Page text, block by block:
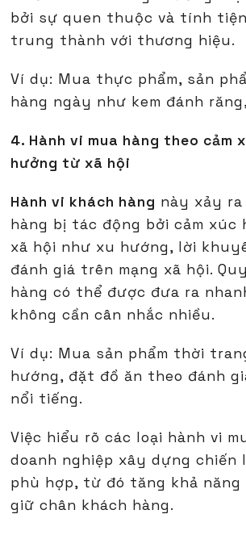
bởi sự quen thuộc và tính
trung thành với thương hiệu.
Ví dụ: Mua thực phẩm, sản
hàng ngày như kem đánh
4. Hành vi mua hàng theo cảm
hưởng từ xã hội
Hành vi khách hàng này xảy
hàng bị tác động bởi cảm xúc
xã hội như xu hướng, lời
đánh giá trên mạng xã hội.
hàng có thể được đưa ra
không cần cân nhắc nhiều.
Ví dụ: Mua sản phẩm thời
hướng, đặt đồ ăn theo đánh
nổi tiếng.
Việc hiểu rõ các loại hành vi
doanh nghiệp xây dựng chiến
phù hợp, từ đó tăng khả
giữ chân khách hàng.